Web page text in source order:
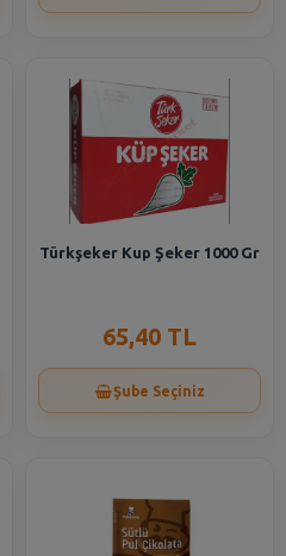
Türkşeker Kup Şeker 1000 Gr
65,40 TL
Şube Seçiniz